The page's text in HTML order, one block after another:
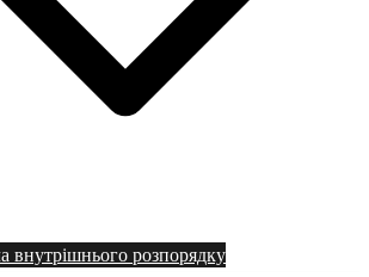
внутрішнього розпорядку